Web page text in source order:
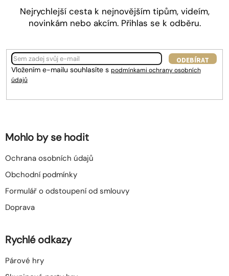
Nejrychlejší cesta k nejnovějším tipům, videím,
novinkám nebo akcím. Přihlas se k odběru.
ODEBÍRAT
Vložením e-mailu souhlasíte s podmínkami ochrany osobních
údajů
Mohlo by se hodit
Ochrana osobních údajů
Obchodní podmínky
Formulář o odstoupení od smlouvy
Doprava
Rychlé odkazy
Párové hry